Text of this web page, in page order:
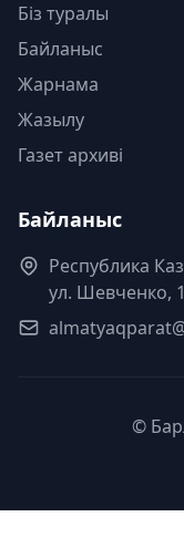
Біз туралы
Байланыс
Жарнама
Жазылу
Газет архиві
Байланыс
Республика
ул. Шевченко,
©